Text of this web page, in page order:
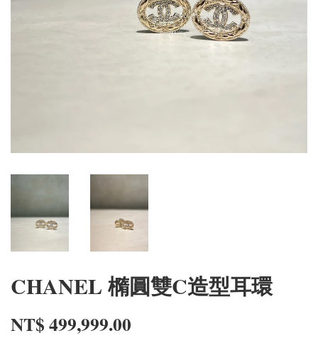
CHANEL 橢圓雙C造型耳環
NT$ 499,999.00